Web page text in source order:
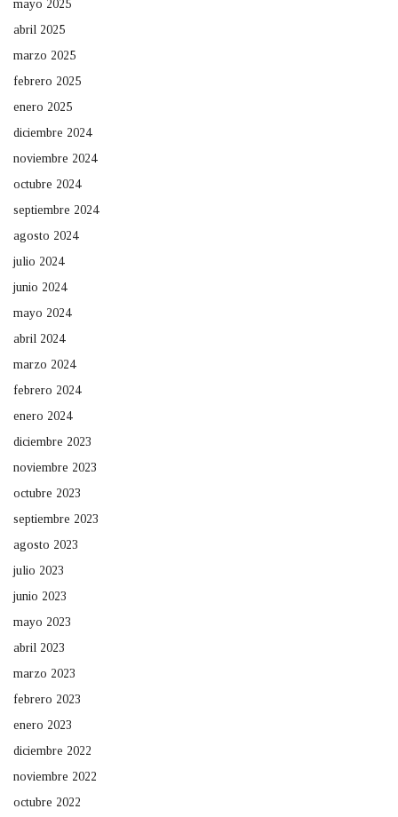
mayo 2025
abril 2025
marzo 2025
febrero 2025
enero 2025
diciembre 2024
noviembre 2024
octubre 2024
septiembre 2024
agosto 2024
julio 2024
junio 2024
mayo 2024
abril 2024
marzo 2024
febrero 2024
enero 2024
diciembre 2023
noviembre 2023
octubre 2023
septiembre 2023
agosto 2023
julio 2023
junio 2023
mayo 2023
abril 2023
marzo 2023
febrero 2023
enero 2023
diciembre 2022
noviembre 2022
octubre 2022